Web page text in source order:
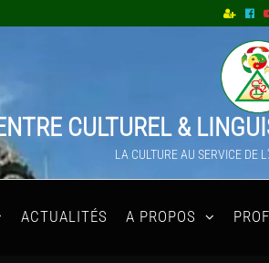
CULTUREL &
LA CULTURE AU SERVICE DE
ACTUALITÉS A PROPOS